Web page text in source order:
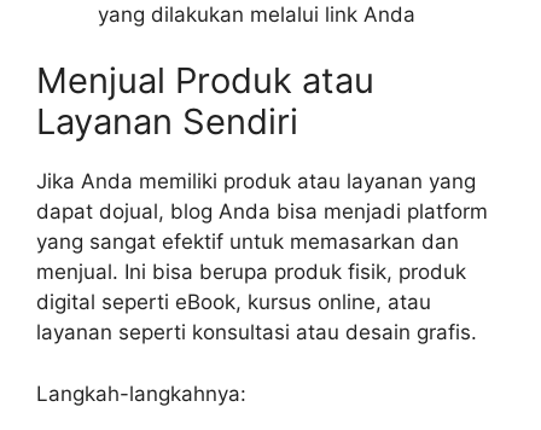
yang dilakukan melalui link Anda
Menjual Produk atau
Layanan Sendiri
Jika Anda memiliki produk atau layanan yang
dapat dojual, blog Anda bisa menjadi platform
yang sangat efektif untuk memasarkan dan
menjual. Ini bisa berupa produk fisik, produk
digital seperti eBook, kursus online, atau
layanan seperti konsultasi atau desain grafis.
Langkah-langkahnya: